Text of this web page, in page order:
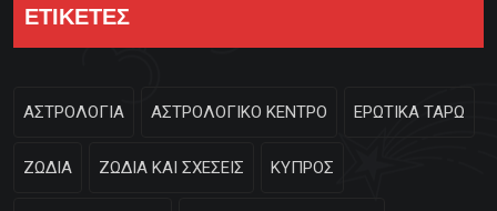
ΕΤΙΚΕΤΕΣ
ΑΣΤΡΟΛΟΓΙΑ ΑΣΤΡΟΛΟΓΙΚΟ ΚΕΝΤΡΟ ΕΡΩΤΙΚΑ ΤΑΡΩ
ΖΩΔΙΑ ΖΩΔΙΑ ΚΑΙ ΣΧΕΣΕΙΣ ΚΥΠΡΟΣ